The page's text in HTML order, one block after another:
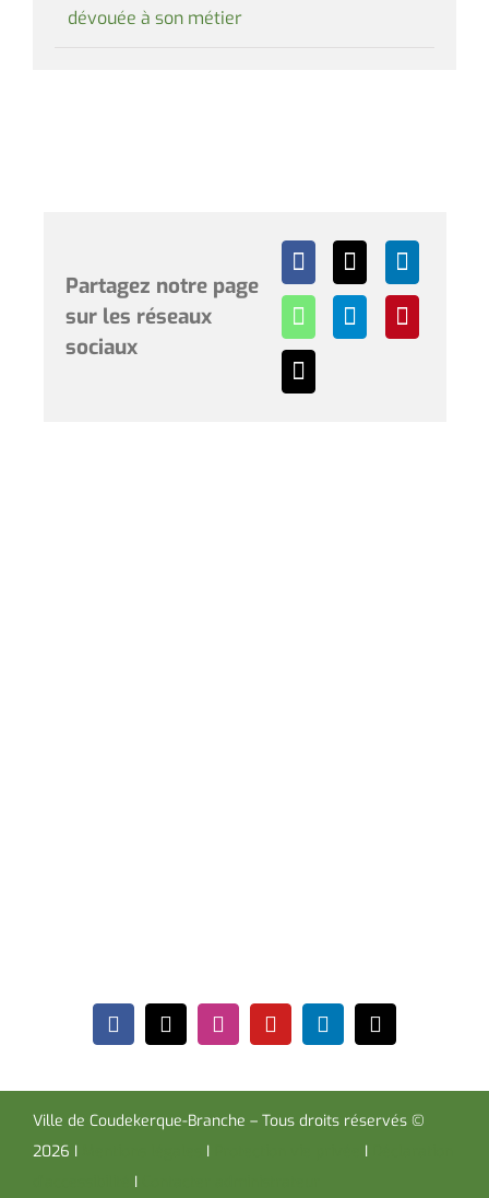
dévouée à son métier
Partagez notre page
sur les réseaux
sociaux
Ville de Coudekerque-Branche – Tous droits réservés ©
2026 I
I I
I